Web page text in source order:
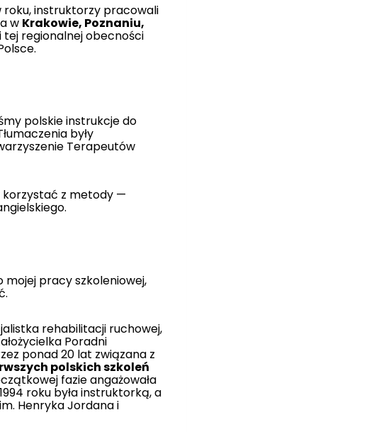
roku, instruktorzy pracowali
w Krakowie, Poznaniu,
tej regionalnej obecności
polskie instrukcje do
były
Terapeutów
korzystać z metody —
mojej pracy szkoleniowej,
rehabilitacji ruchowej,
Poradni
ponad 20 lat związana z
polskich szkoleń
fazie angażowała
roku była instruktorką, a
Henryka Jordana i